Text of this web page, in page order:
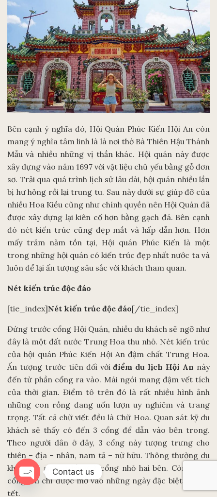
Bên cạnh ý nghĩa đó, Hội Quán Phúc Kiến Hội An còn
mang ý nghĩa tâm linh là là nơi thờ Bà Thiên Hậu Thánh
Mẫu và nhiều những vị thần khác. Hội quán này được
xây dựng vào năm 1697 với vật liệu chủ yếu bằng gỗ đơn
sơ. Trải qua quá trình lịch sử lâu dài, hội quán nhiều lần
bị hư hỏng rồi lại trung tu. Sau này dưới sự giúp đỡ của
nhiều Hoa Kiều cũng như chính quyền nên Hội Quán đã
được xây dựng lại kiên cố hơn bằng gạch đá. Bên cạnh
đó nét kiến trúc cũng đẹp mắt và hấp dẫn hơn. Hơn
mấy trăm năm tồn tại, Hội quán Phúc Kiến là một
trong những hội quán có kiến trúc đẹp nhất nước ta và
luôn để lại ấn tượng sâu sắc với khách tham quan.
Nét kiến trúc độc đáo
[tie_index]Nét kiến trúc độc đáo[/tie_index]
Đứng trước cổng Hội Quán, nhiều du khách sẽ ngỡ như
đây là một đất nước Trung Hoa thu nhỏ. Nét kiến trúc
của hội quán Phúc Kiến Hội An đậm chất Trung Hoa.
Ấn tượng trước tiên đối vớiđiểm du lịch Hội An này
đến từ phần cổng ra vào. Mái ngói mang đậm vết tích
của thời gian. Điểm tô trên đó là rất nhiều hình ảnh
những con rồng đang uốn lượn uy nghiêm và trang
trọng. Tất cả chữ viết đều là Chữ Hoa. Quan sát kỹ du
khách sẽ thấy có đến 3 cổng để dẫn vào bên trong.
Theo người dân ở đây, 3 cổng này tượng trưng cho
thiên – địa – nhân, nam tả – nữ hữu. Thông thường du
khách sẽ ra vào bằng 2 cổng nhỏ hai bên. Còn riêng
cổng lớn chỉ được mở vào những ngày đặc biệt như lễ,
tết.
Contact us